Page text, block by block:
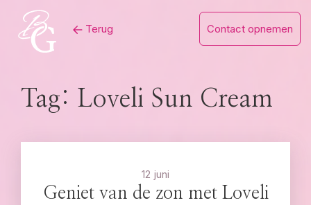
content
Terug Contact opnemen
Tag: Loveli Sun Cream
12 juni
Geniet van de zon met Loveli